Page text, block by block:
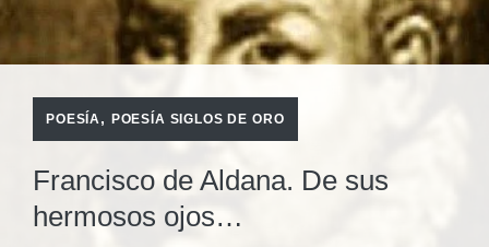
POESÍA, POESÍA SIGLOS DE ORO
Francisco de Aldana. De sus
hermosos ojos…